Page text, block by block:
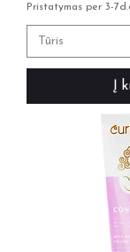
Pristatymas per 3-
Į